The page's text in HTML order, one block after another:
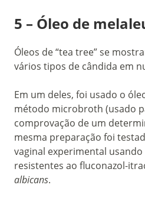
5 – Óleo de
Óleos de “tea tree” se
vários tipos de cândida em
Em um deles, foi usado o
método microbroth (usado
comprovação de um
mesma preparação foi
vaginal experimental usando
resistentes ao fluconazol-
albicans.